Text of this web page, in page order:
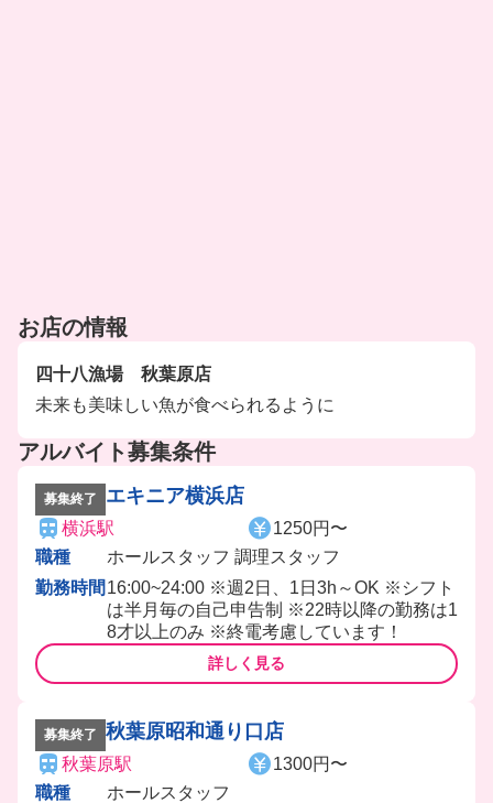
お店の情報
四十八漁場 秋葉原店
未来も美味しい魚が食べられるように
アルバイト募集条件
募集終了 エキニア横浜店
横浜駅
1250円〜
職種
ホールスタッフ 調理スタッフ
勤務時間 16:00~24:00 ※週2日、1日3h～OK ※シフト
は半月毎の自己申告制 ※22時以降の勤務は1
8才以上のみ ※終電考慮しています！
詳しく見る
募集終了 秋葉原昭和通り口店
秋葉原駅
1300円〜
職種
ホールスタッフ